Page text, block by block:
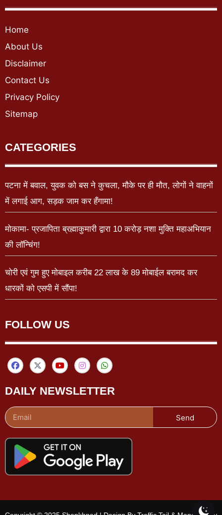
Home
About Us
Disclaimer
Contact Us
Privacy Policy
Sitemap
CATEGORIES
पटना में बवाल, युवक को बस ने कुचला, मौके पर ही मौत, लोगों ने वाहनों
में लगाई आग, सड़क जाम कर हँगामा!
मोकामा- प्रजापिता ब्रह्माकुमारी द्वारा 10 करोड़ नशा मुक्ति महाअभियान
की लॉन्चिंग!
चोरी एवं गुम हुए मोबाइल करीब 22 लाख के 89 मोबाईल बरामद कर
धारकों को एसपी में सौंपा!
FOLLOW US
DAILY NEWSLETTER
Send